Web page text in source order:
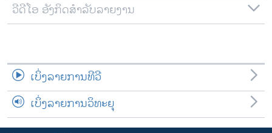
ວີດີໂອ ອັງກິດສຳລັບລາຍງານ
ເບິ່ງລາຍການທີວີ
ເບິ່ງລາຍການວິທະຍຸ